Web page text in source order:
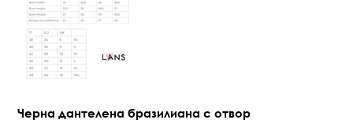
Черна дантелена бразилиана с отвор